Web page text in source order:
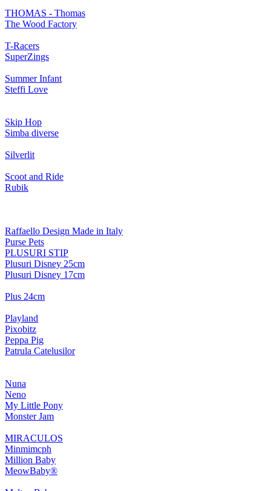
THOMAS - Thomas
The Wood Factory
T-Racers
SuperZings
Summer Infant
Steffi Love
Skip Hop
Simba diverse
Silverlit
Scoot and Ride
Rubik
Raffaello Design Made in Italy
Purse Pets
PLUSURI STIP
Plusuri Disney 25cm
Plusuri Disney 17cm
Plus 24cm
Playland
Pixobitz
Peppa Pig
Patrula Catelusilor
Nuna
Neno
My Little Pony
Monster Jam
MIRACULOS
Minmimcph
Million Baby
MeowBaby®